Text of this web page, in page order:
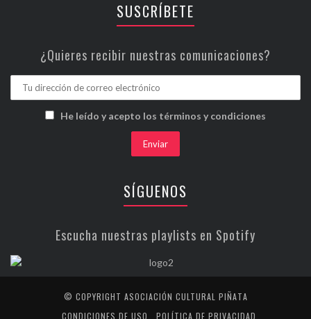
SUSCRÍBETE
¿Quieres recibir nuestras comunicaciones?
He leído y acepto los términos y condiciones
SÍGUENOS
Escucha nuestras playlists en Spotify
© COPYRIGHT ASOCIACIÓN CULTURAL PIÑATA
CONDICIONES DE USO
POLÍTICA DE PRIVACIDAD